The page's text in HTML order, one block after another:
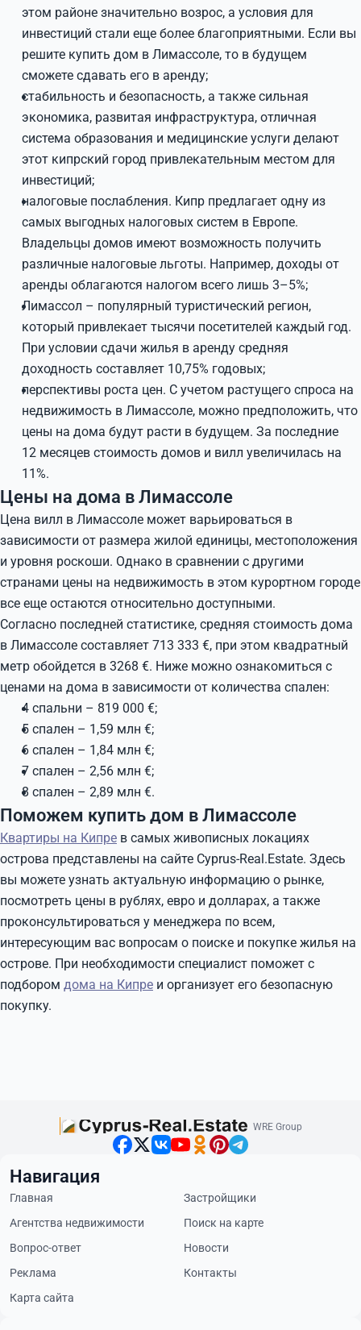
этом районе значительно возрос, а условия для
инвестиций стали еще более благоприятными. Если вы
решите купить дом в Лимассоле, то в будущем
сможете сдавать его в аренду;
стабильность и безопасность, а также сильная
экономика, развитая инфраструктура, отличная
система образования и медицинские услуги делают
этот кипрский город привлекательным местом для
инвестиций;
налоговые послабления. Кипр предлагает одну из
самых выгодных налоговых систем в Европе.
Владельцы домов имеют возможность получить
различные налоговые льготы. Например, доходы от
аренды облагаются налогом всего лишь 3–5%;
Лимассол – популярный туристический регион,
который привлекает тысячи посетителей каждый год.
При условии сдачи жилья в аренду средняя
доходность составляет 10,75% годовых;
перспективы роста цен. С учетом растущего спроса на
недвижимость в Лимассоле, можно предположить, что
цены на дома будут расти в будущем. За последние
12 месяцев стоимость домов и вилл увеличилась на
11%.
Цены на дома в Лимассоле
Цена вилл в Лимассоле может варьироваться в
зависимости от размера жилой единицы, местоположения
и уровня роскоши. Однако в сравнении с другими
странами цены на недвижимость в этом курортном городе
все еще остаются относительно доступными.
Согласно последней статистике, средняя стоимость дома
в Лимассоле составляет 713 333 €, при этом квадратный
метр обойдется в 3268 €. Ниже можно ознакомиться с
ценами на дома в зависимости от количества спален:
4 спальни – 819 000 €;
5 спален – 1,59 млн €;
6 спален – 1,84 млн €;
7 спален – 2,56 млн €;
8 спален – 2,89 млн €.
Поможем купить дом в Лимассоле
Квартиры на Кипре в самых живописных локациях
острова представлены на сайте Cyprus-Real.Estate. Здесь
вы можете узнать актуальную информацию о рынке,
посмотреть цены в рублях, евро и долларах, а также
проконсультироваться у менеджера по всем,
интересующим вас вопросам о поиске и покупке жилья на
острове. При необходимости специалист поможет с
подбором дома на Кипре и организует его безопасную
покупку.
WRE Group
Навигация
Главная
Застройщики
Агентства недвижимости
Поиск на карте
Вопрос-ответ
Новости
Реклама
Контакты
Карта сайта